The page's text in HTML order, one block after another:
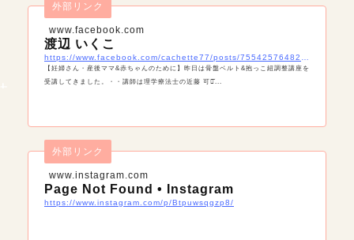
www.facebook.com
外部リンク
渡辺 いくこ
https://www.facebook.com/cachette77/posts/755425764825917
【妊婦さん・産後ママ&赤ちゃんのために】昨日は骨盤ベルト&抱っこ紐調整講座を
受講してきました。・・講師は理学療法士の近藤 可那̆...
www.instagram.com
外部リンク
Page Not Found • Instagram
https://www.instagram.com/p/Btpuwsqgzp8/